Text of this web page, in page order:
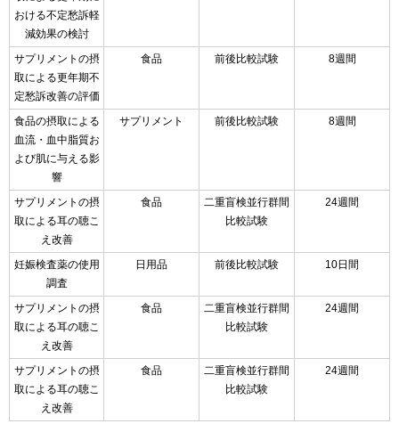
おける不定愁訴軽
減効果の検討
サプリメントの摂
取による更年期不
定愁訴改善の評価
食品 前後比較試験 8週間
食品の摂取による
血流・血中脂質お
よび肌に与える影
響
サプリメント 前後比較試験 8週間
サプリメントの摂
取による耳の聴こ
え改善
食品
二重盲検並行群間
比較試験
24週間
妊娠検査薬の使用
調査
日用品 前後比較試験 10日間
サプリメントの摂
取による耳の聴こ
え改善
食品
二重盲検並行群間
比較試験
24週間
サプリメントの摂
取による耳の聴こ
え改善
食品
二重盲検並行群間
比較試験
24週間